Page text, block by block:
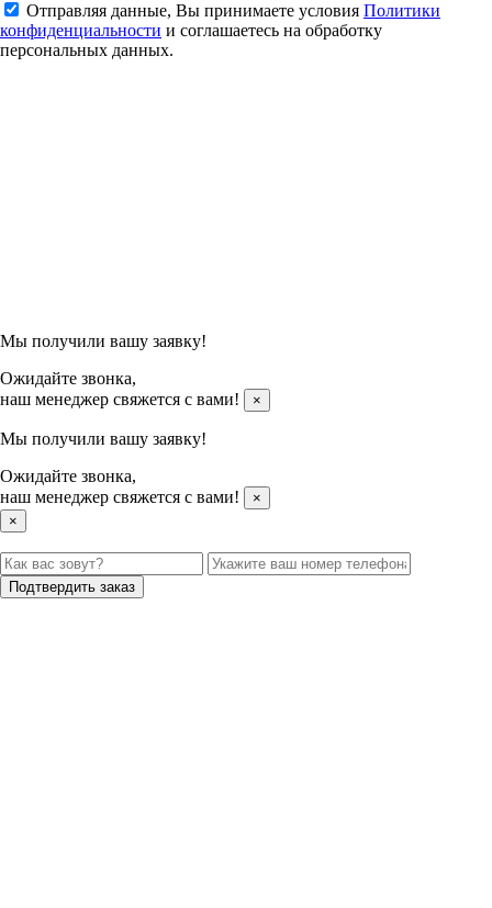
1 490 ₽
2 150 ₽
Отправляя данные, Вы принимаете условия Политики
конфиденциальности и соглашаетесь на обработку
персональных данных.
Мы получили вашу заявку!
Ожидайте звонка,
наш менеджер свяжется с вами!
×
Мы получили вашу заявку!
Ожидайте звонка,
наш менеджер свяжется с вами!
×
×
Подтвердить заказ